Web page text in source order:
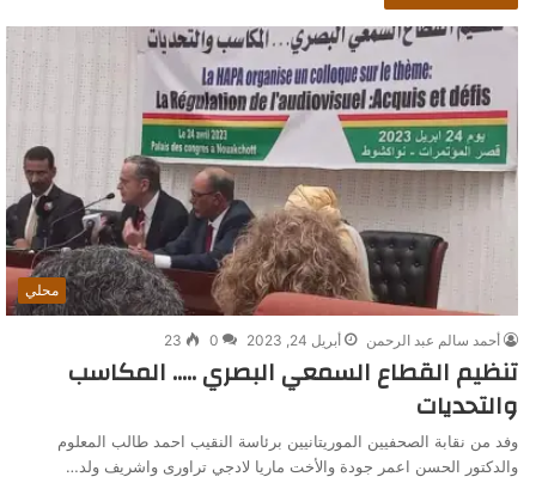
محلي
أحمد سالم عبد الرحمن أبريل 24, 2023 0
23
تنظيم القطاع السمعي البصري ….. المكاسب
والتحديات
وفد من نقابة الصحفيين الموريتانيين برئاسة النقيب احمد طالب المعلوم
والدكتور الحسن اعمر جودة والأخت ماريا لادجي تراورى واشريف ولد…